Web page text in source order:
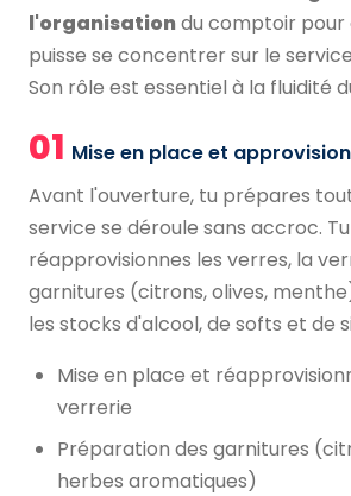
l'organisationdu comptoir pour
puisse se concentrer sur le
Son rôle est essentiel à la fluidité
01 Mise en place et
Avant l'ouverture, tu prépares
service se déroule sans accroc. Tu
réapprovisionnes les verres, la
garnitures (citrons, olives,
les stocks d'alcool, de softs et de
Mise en place et
verrerie
Préparation des garnitures
herbes aromatiques)